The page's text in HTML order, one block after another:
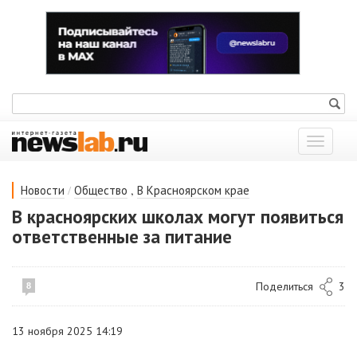
Показать
меню
Новости / Общество , В Красноярском крае
В красноярских школах могут появиться
ответственные за питание
8 Поделиться 3
13 ноября 2025 14:19